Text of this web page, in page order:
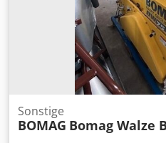
Sonstige
BOMAG Bomag Walze